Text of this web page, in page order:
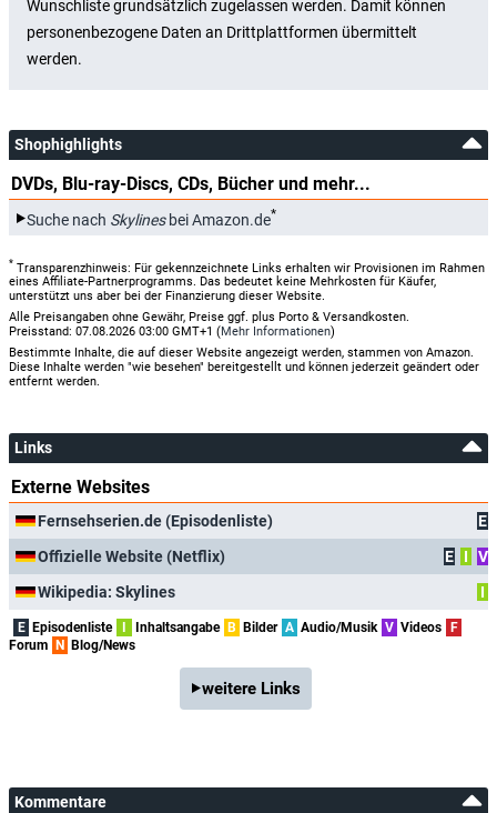
Shophighlights
DVDs, Blu-ray-Discs, CDs, Bücher und mehr...
Suche nach Skylinesbei Amazon.de*
* Transparenzhinweis: Für gekennzeichnete Links erhalten wir Provisionen im Rahmen
eines Affiliate-Partnerprogramms. Das bedeutet keine Mehrkosten für Käufer,
unterstützt uns aber bei der Finanzierung dieser Website.
Alle Preisangaben ohne Gewähr, Preise ggf. plus Porto & Versandkosten.
Preisstand: 07.08.2026 03:00 GMT+1 (Mehr Informationen)
Bestimmte Inhalte, die auf dieser Website angezeigt werden, stammen von Amazon.
Diese Inhalte werden "wie besehen" bereitgestellt und können jederzeit geändert oder
entfernt werden.
Links
Externe Websites
Fernsehserien.de (Episodenliste)
E
Offizielle Website (Netflix)
E I
V
Wikipedia: Skylines
I
E Episodenliste Inhaltsangabe B Bilder A Audio/Musik V Videos
F
Forum
N Blog/News
weitere Links
Kommentare